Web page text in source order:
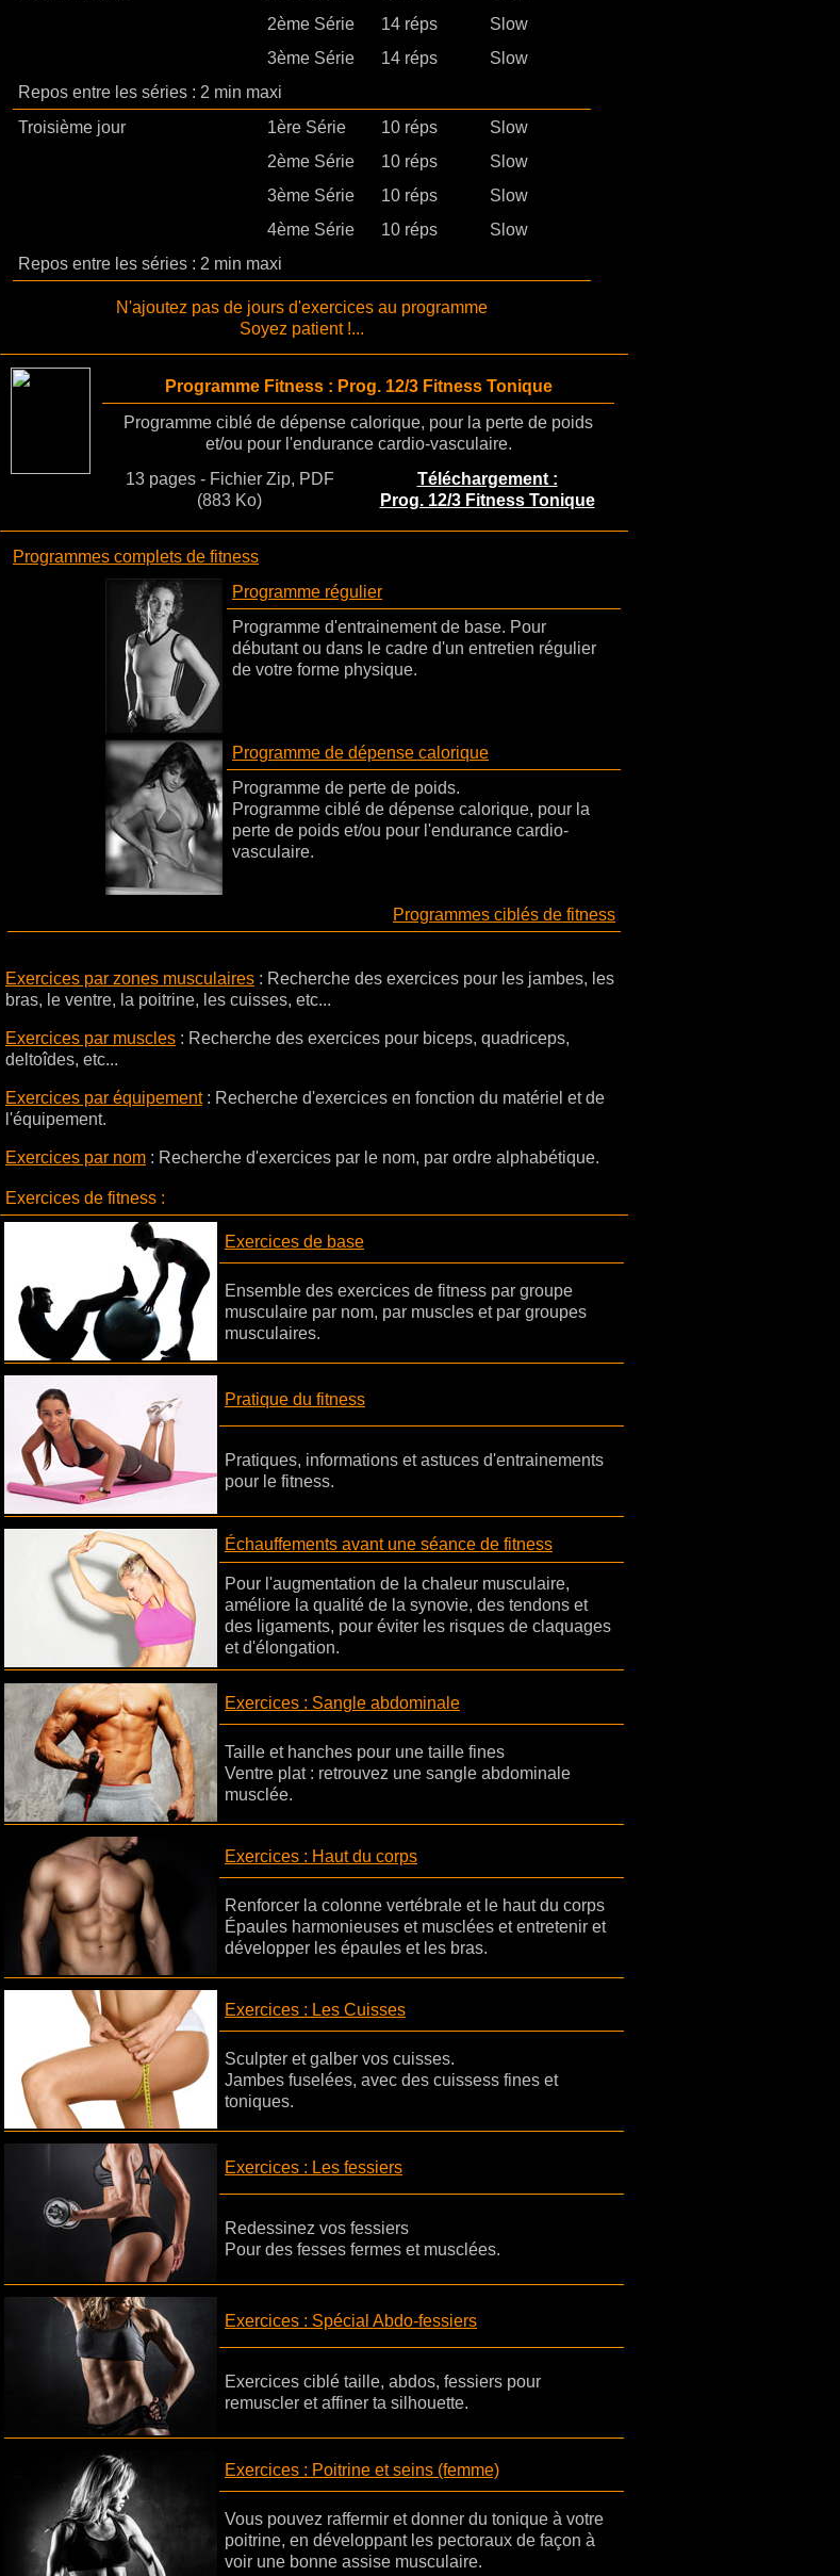
2ème Série
14 réps
Slow
3ème Série
14 réps
Slow
Repos entre les séries : 2 min maxi
Troisième jour
1ère Série 10 réps
Slow
2ème Série
10 réps
Slow
3ème Série
10 réps
Slow
4ème Série
10 réps
Slow
Repos entre les séries : 2 min maxi
N'ajoutez pas de jours d'exercices au programme
Soyez patient !...
Programme Fitness : Prog. 12/3 Fitness Tonique
Programme ciblé de dépense calorique, pour la perte de poids
et/ou pour l'endurance cardio-vasculaire.
13 pages - Fichier Zip, PDF
(883 Ko)
Téléchargement :
Prog. 12/3 Fitness Tonique
Programmes complets de fitness
Programme régulier
Programme d'entrainement de base. Pour
débutant ou dans le cadre d'un entretien régulier
de votre forme physique.
Programme de dépense calorique
Programme de perte de poids.
Programme ciblé de dépense calorique, pour la
perte de poids et/ou pour l'endurance cardio-
vasculaire.
Programmes ciblés de fitness
Exercices par zones musculaires : Recherche des exercices pour les jambes, les
bras, le ventre, la poitrine, les cuisses, etc...
Exercices par muscles : Recherche des exercices pour biceps, quadriceps,
deltoîdes, etc...
Exercices par équipement: Recherche d'exercices en fonction du matériel et de
l'équipement.
Exercices par nom : Recherche d'exercices par le nom, par ordre alphabétique.
Exercices de fitness :
Exercices de base
Ensemble des exercices de fitness par groupe
musculaire par nom, par muscles et par groupes
musculaires.
Pratique du fitness
Pratiques, informations et astuces d'entrainements
pour le fitness.
Échauffements avant une séance de fitness
Pour l'augmentation de la chaleur musculaire,
améliore la qualité de la synovie, des tendons et
des ligaments, pour éviter les risques de claquages
et d'élongation.
Exercices : Sangle abdominale
Taille et hanches pour une taille fines
Ventre plat : retrouvez une sangle abdominale
musclée.
Exercices : Haut du corps
Renforcer la colonne vertébrale et le haut du corps
Épaules harmonieuses et musclées et entretenir et
développer les épaules et les bras.
Exercices : Les Cuisses
Sculpter et galber vos cuisses.
Jambes fuselées, avec des cuissess fines et
toniques.
Exercices : Les fessiers
Redessinez vos fessiers
Pour des fesses fermes et musclées.
Exercices : Spécial Abdo-fessiers
Exercices ciblé taille, abdos, fessiers pour
remuscler et affiner ta silhouette.
Exercices : Poitrine et seins (femme)
Vous pouvez raffermir et donner du tonique à votre
poitrine, en développant les pectoraux de façon à
voir une bonne assise musculaire.